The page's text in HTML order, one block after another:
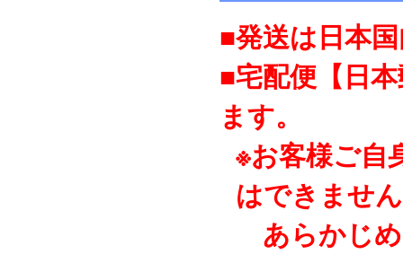
■発送は日本
■宅配便【日
ます。
※お客様ご自
はできませ
あらかじ